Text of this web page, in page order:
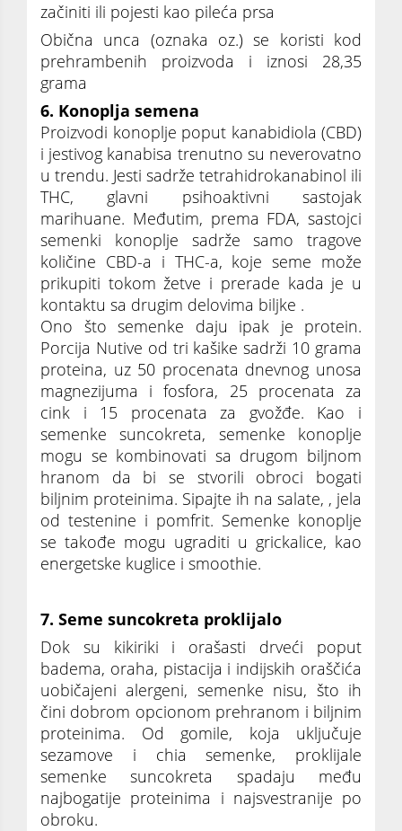
začiniti ili pojesti kao pileća prsa
Obična unca (oznaka oz.) se koristi kod
prehrambenih proizvoda i iznosi 28,35
grama
6. Konoplja semena
Proizvodi konoplje poput kanabidiola (CBD)
i jestivog kanabisa trenutno su neverovatno
u trendu. Jesti sadrže tetrahidrokanabinol ili
THC, glavni psihoaktivni sastojak
marihuane. Međutim, prema FDA, sastojci
semenki konoplje sadrže samo tragove
količine CBD-a i THC-a, koje seme može
prikupiti tokom žetve i prerade kada je u
kontaktu sa drugim delovima biljke .
Ono što semenke daju ipak je protein.
Porcija Nutive od tri kašike sadrži 10 grama
proteina, uz 50 procenata dnevnog unosa
magnezijuma i fosfora, 25 procenata za
cink i 15 procenata za gvožđe. Kao i
semenke suncokreta, semenke konoplje
mogu se kombinovati sa drugom biljnom
hranom da bi se stvorili obroci bogati
biljnim proteinima. Sipajte ih na salate, , jela
od testenine i pomfrit. Semenke konoplje
se takođe mogu ugraditi u grickalice, kao
energetske kuglice i smoothie.
7. Seme suncokreta proklijalo
Dok su kikiriki i orašasti drveći poput
badema, oraha, pistacija i indijskih oraščića
uobičajeni alergeni, semenke nisu, što ih
čini dobrom opcionom prehranom i biljnim
proteinima. Od gomile, koja uključuje
sezamove i chia semenke, proklijale
semenke suncokreta spadaju među
najbogatije proteinima i najsvestranije po
obroku.